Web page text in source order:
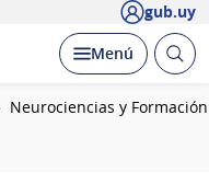
gub.uy
Desplegar
Menú Abrir
Neurociencias y